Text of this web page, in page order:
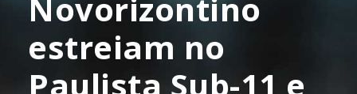
Novorizontino
estreiam no
Paulista Sub-11 e